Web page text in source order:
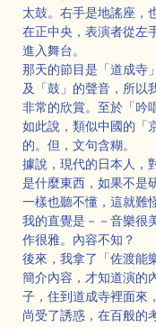
太鼓。右手是地謠座，
在正中央，表演者從左
進入舞台。
那天的節目是「道成寺
及「鼓」的聲音，所以
非常的欣賞。至於「吟
如此說，類似中國的「
的。但，文句含糊。
據說，現代的日本人，
是什麼東西，如果不是
一樣也聽不懂，這就難
我的直覺是－－音樂很
作很雅。內容不知？
後來，我拿了「佐渡能
簡介內容，才知道演的
子，住到道成寺裡面來
尚受了誘惑，在百般的